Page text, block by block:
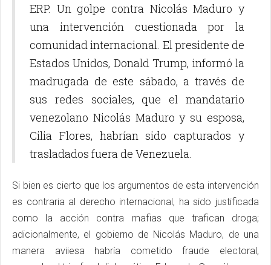
ERP. Un golpe contra Nicolás Maduro y
una intervención cuestionada por la
comunidad internacional. El presidente de
Estados Unidos, Donald Trump, informó la
madrugada de este sábado, a través de
sus redes sociales, que el mandatario
venezolano Nicolás Maduro y su esposa,
Cilia Flores, habrían sido capturados y
trasladados fuera de Venezuela.
Si bien es cierto que los argumentos de esta intervención
es contraria al derecho internacional, ha sido justificada
como la acción contra mafias que trafican droga;
adicionalmente, el gobierno de Nicolás Maduro, de una
manera aviiesa habría cometido fraude electoral,